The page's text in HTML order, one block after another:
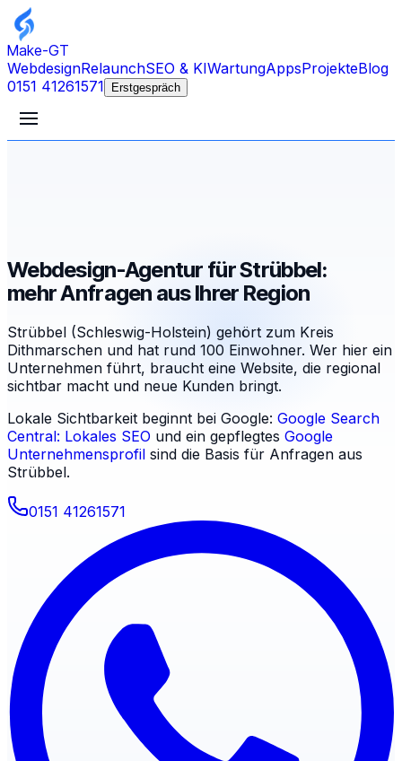
Make-GT
WebdesignRelaunchSEO & KIWartungAppsProjekteBlog
0151 41261571
Erstgespräch
Webdesign-Agentur für Strübbel:
mehr Anfragen aus Ihrer Region
Strübbel (Schleswig-Holstein) gehört zum Kreis
Dithmarschen und hat rund 100 Einwohner. Wer hier ein
Unternehmen führt, braucht eine Website, die regional
sichtbar macht und neue Kunden bringt.
Lokale Sichtbarkeit beginnt bei Google: Google Search
Central: Lokales SEO und ein gepflegtes Google
Unternehmensprofil sind die Basis für Anfragen aus
Strübbel.
0151 41261571